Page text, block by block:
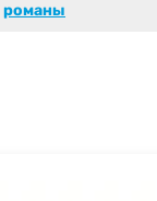
романы